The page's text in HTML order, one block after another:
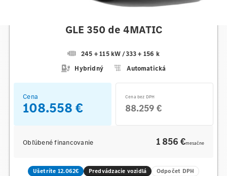
GLE 350 de 4MATIC
245 + 115 kW/333 + 156 k
Hybridný
Automatická
Cena
108.558 €
Cena bez DPH
88.259 €
Obľúbené financovanie 1 856 €mesačne
Ušetríte 12.062€ Predvádzacie vozidlá Odpočet DPH